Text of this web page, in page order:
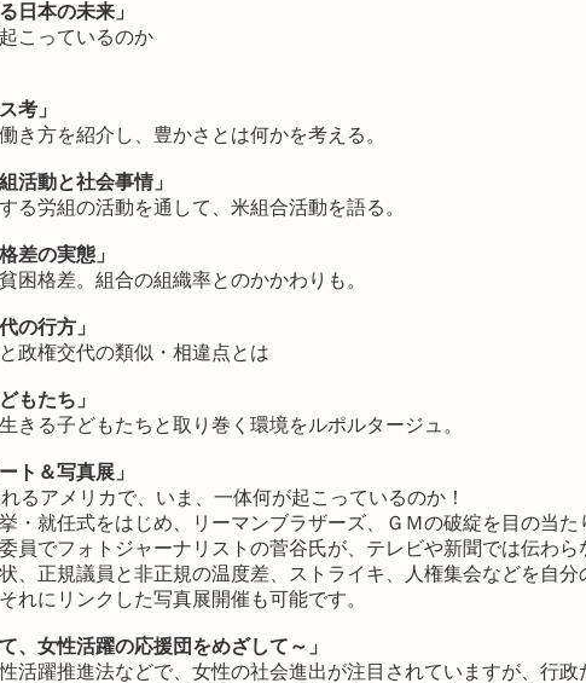
日本の未来」
こっているのか
考」
き方を紹介し、豊かさとは何かを考える。
活動と社会事情」
る労組の活動を通して、米組合活動を語る。
差の実態」
困格差。組合の組織率とのかかわりも。
の行方」
政権交代の類似・相違点とは
もたち」
きる子どもたちと取り巻く環境をルポルタージュ。
ト＆写真展」
るアメリカで、いま、一体何が起こっているのか！
・就任式をはじめ、リーマンブラザーズ、ＧＭの破綻を目の当
員でフォトジャーナリストの菅谷氏が、テレビや新聞では伝わ
、正規議員と非正規の温度差、ストライキ、人権集会などを自
れにリンクした写真展開催も可能です。
、女性活躍の応援団をめざして～」
活躍推進法などで、女性の社会進出が注目されていますが、行